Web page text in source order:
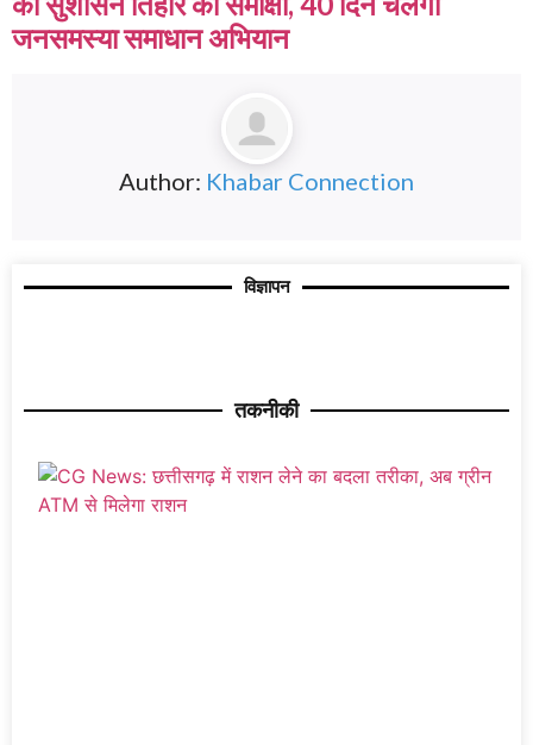
जनसमस्या समाधान अभियान
Author: Khabar Connection
विज्ञापन
तकनीकी